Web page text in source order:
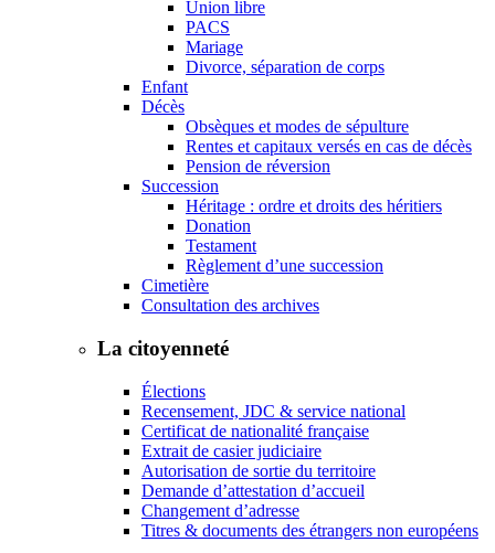
Union libre
PACS
Mariage
Divorce, séparation de corps
Enfant
Décès
Obsèques et modes de sépulture
Rentes et capitaux versés en cas de décès
Pension de réversion
Succession
Héritage : ordre et droits des héritiers
Donation
Testament
Règlement d’une succession
Cimetière
Consultation des archives
La citoyenneté
Élections
Recensement, JDC & service national
Certificat de nationalité française
Extrait de casier judiciaire
Autorisation de sortie du territoire
Demande d’attestation d’accueil
Changement d’adresse
Titres & documents des étrangers non européens